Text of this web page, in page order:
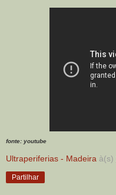
fonte: youtube
Ultraperiferias - Madeira à(s)
Partilhar